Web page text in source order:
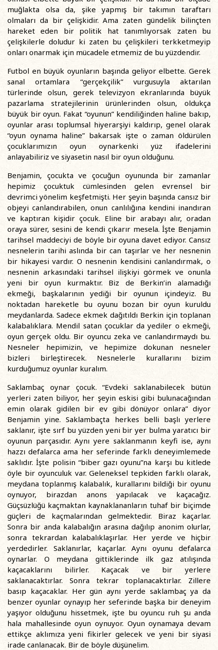
muğlakta olsa da, şike yapmış bir takımın taraftarı
olmaları da bir çelişkidir. Ama zaten gündelik bilinçten
hareket eden bir politik hat tanımlıyorsak zaten bu
çelişkilerle doludur ki zaten bu çelişkileri terkketmeyip
onları onarmak için mücadele etmemiz de bu yüzdendir.
Futbol en büyük oyunların başında geliyor elbette. Gerek
sanal ortamlara “gerçekçilik” vurgusuyla aktarılan
türlerinde olsun, gerek televizyon ekranlarında büyük
pazarlama stratejilerinin ürünlerinden olsun, oldukça
büyük bir oyun. Fakat “oyunun” kendiliğinden haline bakıp,
oyunlar arası toplumsal hiyerarşiyi kaldırıp, genel olarak
“oyun oynama haline” bakarsak işte o zaman öldürülen
çocuklarımızın oyun oynarkenki yüz ifadelerini
anlayabiliriz ve siyasetin nasıl bir oyun olduğunu.
Benjamin, çocukta ve çocuğun oyununda bir zamanlar
hepimiz çocuktuk cümlesinden gelen evrensel bir
devrimci yönelim keşfetmişti. Her şeyin başında cansız bir
objeyi canlandırabilen, onun canlılığına kendini inandıran
ve kaptıran kişidir çocuk. Eline bir arabayı alır, oradan
oraya sürer, sesini de kendi çıkarır mesela. İşte Benjamin
tarihsel maddeciyi de böyle bir oyuna davet ediyor. Cansız
nesnelerin tarihi aslında bir can taşırlar ve her nesnenin
bir hikayesi vardır. O nesnenin kendisini canlandırmak, o
nesnenin arkasındaki tarihsel ilişkiyi görmek ve onunla
yeni bir oyun kurmaktır. Biz de Berkin’in alamadığı
ekmeği, başkalarının yediği bir oyunun içindeyiz. Bu
noktadan hareketle bu oyunu bozan bir oyun kuruldu
meydanlarda. Sadece ekmek dağıtıldı Berkin için toplanan
kalabalıklara. Mendil satan çocuklar da yediler o ekmeği,
oyun gerçek oldu. Bir oyuncu zeka ve canlandırmaydı bu.
Nesneler hepimizin, ve hepimize dokunan nesneler
bizleri birleştirecek. Nesnelerle kurallarını bizim
kurduğumuz oyunlar kuralım.
Saklambaç oynar çocuk. “Evdeki saklanabilecek bütün
yerleri zaten biliyor, her şeyin eskisi gibi bulunacağından
emin olarak gidilen bir ev gibi dönüyor onlara” diyor
Benjamin yine. Saklambaçta herkes belli başlı yerlere
saklanır, işte sırf bu yüzden yeni bir yer bulma yaratıcı bir
oyunun parçasıdır. Aynı yere saklanmanın keyfi ise, aynı
hazzı defalarca ama her seferinde farklı deneyimlemede
saklıdır. İşte polisin “biber gazı oyunu”na karşı bu kitlede
öyle bir oyunculuk var. Geleneksel tepkiden farklı olarak,
meydana toplanmış kalabalık, kurallarını bildiği bir oyunu
oynuyor, birazdan anons yapılacak ve kaçacağız.
Güçsüzlüğü kaçmaktan kaynaklananların tuhaf bir biçimde
güçleri de kaçmalarından gelmektedir. Biraz kaçarlar.
Sonra bir anda kalabalığın arasına dağılıp anonim olurlar,
sonra tekrardan kalabalıklaşırlar. Her yerde ve hiçbir
yerdedirler. Saklanırlar, kaçarlar. Aynı oyunu defalarca
oynarlar. O meydana gittiklerinde ilk gaz atılışında
kaçacaklarını bilirler. Kaçacak ve bir yerlere
saklanacaktırlar. Sonra tekrar toplanacaktırlar. Zillere
basıp kaçacaklar. Her gün aynı yerde saklambaç ya da
benzer oyunlar oynayıp her seferinde başka bir deneyim
yaşıyor olduğunu hissetmek, işte bu oyuncu ruh şu anda
hala mahallesinde oyun oynuyor. Oyun oynamaya devam
ettikçe aklımıza yeni fikirler gelecek ve yeni bir siyasi
irade canlanacak. Bir de böyle düşünelim.